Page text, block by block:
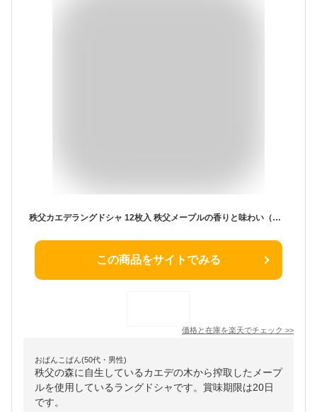
秩父カエデラングドシャ 12枚入 秩父メープルの香りと味わい（秩父のカエデ樹液使用）楓御歳暮 お歳暮 ギフト クリスマス 母の日 父の日 御年賀 埼玉県 樹液 バレンタイン ホワイトデー 秩父 【秩父物産】【出産祝い内祝い】楓 かえで お土産 贈り物におすすめ
この商品をサイトでみる
価格と在庫を楽天でチェック >>
おぱんこぱん(50代・男性)
秩父の森に自生しているカエデの木から搾取したメープ
ルを使用しているラングドシャです。賞味期限は20日
です。